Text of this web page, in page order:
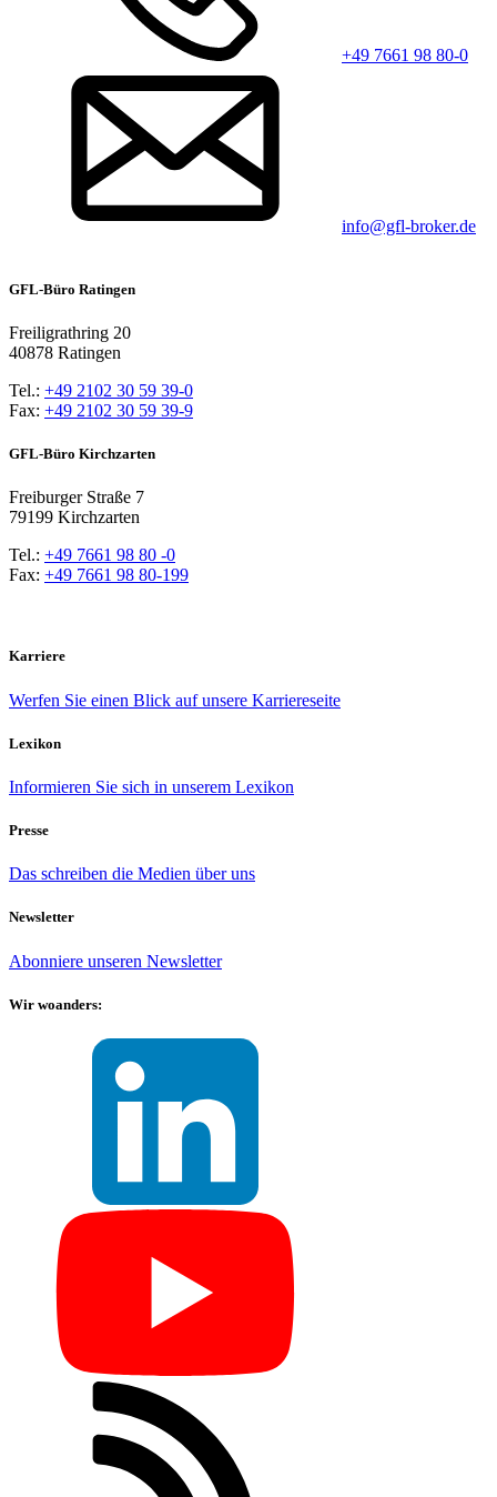
+49 7661 98 80-0
info@gfl-broker.de
GFL-Büro Ratingen
Freiligrathring 20
40878 Ratingen
Tel.: +49 2102 30 59 39-0
Fax: +49 2102 30 59 39-9
GFL-Büro Kirchzarten
Freiburger Straße 7
79199 Kirchzarten
Tel.: +49 7661 98 80 -0
Fax: +49 7661 98 80-199
Karriere
Werfen Sie einen Blick auf unsere Karriereseite
Lexikon
Informieren Sie sich in unserem Lexikon
Presse
Das schreiben die Medien über uns
Newsletter
Abonniere unseren Newsletter
Wir woanders: